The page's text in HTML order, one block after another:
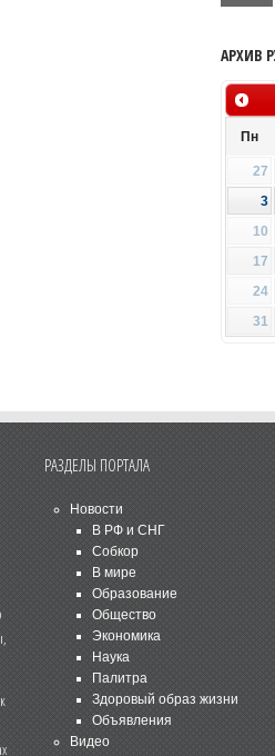
АРХИВ
Пн
27
3
10
17
24
31
РАЗДЕЛЫ ПОРТАЛА
Новости
В РФ и СНГ
Собкор
В мире
Образование
Общество
Экономика
Наука
Палитра
Здоровый образ жизни
Объявления
Видео